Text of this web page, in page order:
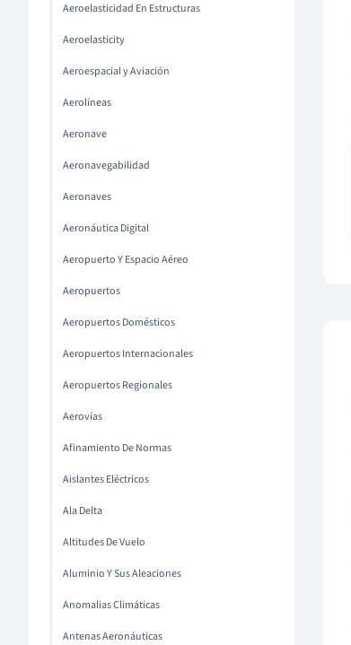
Aeroelasticidad En Estructuras
Aeroelasticity
Aeroespacial y Aviación
Aerolíneas
Aeronave
Aeronavegabilidad
Aeronaves
Aeronáutica Digital
Aeropuerto Y Espacio Aéreo
Aeropuertos
Aeropuertos Domésticos
Aeropuertos Internacionales
Aeropuertos Regionales
Aerovías
Afinamiento De Normas
Aislantes Eléctricos
Ala Delta
Altitudes De Vuelo
Aluminio Y Sus Aleaciones
Anomalias Climáticas
Antenas Aeronáuticas